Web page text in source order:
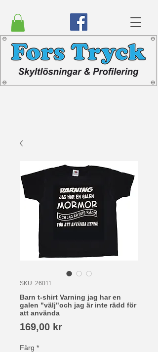
SKU: 26011
Barn t-shirt Varning jag har en
galen "välj"och jag är inte rädd för
att använda
169,00 krPris
Färg *